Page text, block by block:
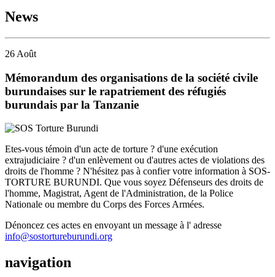
News
26 Août
Mémorandum des organisations de la société civile
burundaises sur le rapatriement des réfugiés
burundais par la Tanzanie
Etes-vous témoin d'un acte de torture ? d'une exécution
extrajudiciaire ? d'un enlèvement ou d'autres actes de violations des
droits de l'homme ? N'hésitez pas à confier votre information à SOS-
TORTURE BURUNDI. Que vous soyez Défenseurs des droits de
l'homme, Magistrat, Agent de l'Administration, de la Police
Nationale ou membre du Corps des Forces Armées.
Dénoncez ces actes en envoyant un message à l' adresse
info@sostortureburundi.org
navigation